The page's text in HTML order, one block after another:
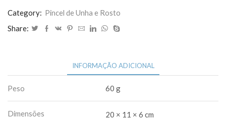
Pincel
Pincéis
Acrigel
Category: Pincel de Unha e Rosto
Share:
INFORMAÇÃO ADICIONAL
Peso 60 g
Dimensões 20 × 11 × 6 cm